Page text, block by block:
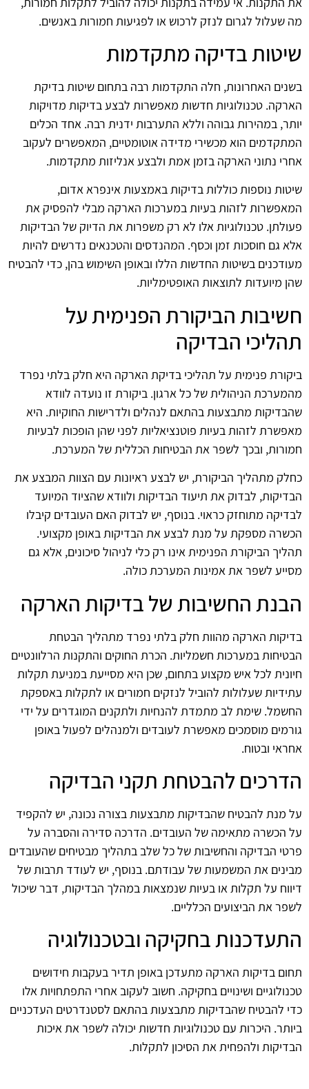
מה שעלול לגרום לנזק לרכוש או לפגיעות חמורות באנשים.
שיטות בדיקה מתקדמות
בשנים האחרונות, חלה התקדמות רבה בתחום שיטות בדיקת
הארקה. טכנולוגיות חדשות מאפשרות לבצע בדיקות מדויקות
יותר, במהירות גבוהה וללא התערבות ידנית רבה. אחד הכלים
המתקדמים הוא מכשירי מדידה אוטומטיים, המאפשרים לעקוב
אחרי נתוני הארקה בזמן אמת ולבצע אנליזות מתקדמות.
שיטות נוספות כוללות בדיקות באמצעות אינפרא אדום,
המאפשרות לזהות בעיות במערכות הארקה מבלי להפסיק את
פעולתן. טכנולוגיות אלו לא רק משפרות את הדיוק של הבדיקות
אלא גם חוסכות זמן וכסף. המהנדסים והטכנאים נדרשים להיות
מעודכנים בשיטות החדשות הללו ובאופן השימוש בהן, כדי להבטיח
שהן מיועדות לתוצאות האופטימליות.
חשיבות הביקורת הפנימית על
תהליכי הבדיקה
ביקורת פנימית על תהליכי בדיקת הארקה היא חלק בלתי נפרד
מהמערכת הניהולית של כל ארגון. ביקורת זו נועדה לוודא
שהבדיקות מתבצעות בהתאם לנהלים ולדרישות החוקיות. היא
מאפשרת לזהות בעיות פוטנציאליות לפני שהן הופכות לבעיות
חמורות, ובכך לשפר את הבטיחות הכללית של המערכת.
כחלק מתהליך הביקורת, יש לבצע ראיונות עם הצוות המבצע את
הבדיקות, לבדוק את תיעוד הבדיקות ולוודא שהציוד המיועד
לבדיקה מתוחזק כראוי. בנוסף, יש לבדוק האם העובדים קיבלו
הכשרה מספקת על מנת לבצע את הבדיקות באופן מקצועי.
תהליך הביקורת הפנימית אינו רק כלי לניהול סיכונים, אלא גם
מסייע לשפר את אמינות המערכת כולה.
הבנת החשיבות של בדיקות הארקה
בדיקות הארקה מהוות חלק בלתי נפרד מתהליך הבטחת
הבטיחות במערכות חשמליות. הכרת החוקים והתקנות הרלוונטיים
חיונית לכל איש מקצוע בתחום, שכן היא מסייעת במניעת תקלות
עתידיות שעלולות להוביל לנזקים חמורים או לתקלות באספקת
החשמל. שימת לב מתמדת להנחיות ולתקנים המוגדרים על ידי
גורמים מוסמכים מאפשרת לעובדים ולמנהלים לפעול באופן
אחראי ובטוח.
הדרכים להבטחת תקני הבדיקה
על מנת להבטיח שהבדיקות מתבצעות בצורה נכונה, יש להקפיד
על הכשרה מתאימה של העובדים. הדרכה סדירה והסברה על
פרטי הבדיקה והחשיבות של כל שלב בתהליך מבטיחים שהעובדים
מבינים את המשמעות של עבודתם. בנוסף, יש לעודד תרבות של
דיווח על תקלות או בעיות שנמצאות במהלך הבדיקות, דבר שיכול
לשפר את הביצועים הכלליים.
התעדכנות בחקיקה ובטכנולוגיה
תחום בדיקות הארקה מתעדכן באופן תדיר בעקבות חידושים
טכנולוגיים ושינויים בחקיקה. חשוב לעקוב אחרי התפתחויות אלו
כדי להבטיח שהבדיקות מתבצעות בהתאם לסטנדרטים העדכניים
ביותר. היכרות עם טכנולוגיות חדשות יכולה לשפר את איכות
הבדיקות ולהפחית את הסיכון לתקלות.